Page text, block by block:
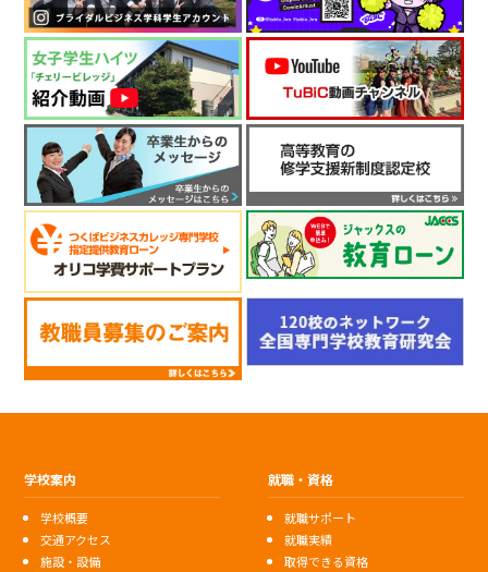
学校案内
学校概要
交通アクセス
施設・設備
就職・資格
就職サポート
就職実績
取得できる資格